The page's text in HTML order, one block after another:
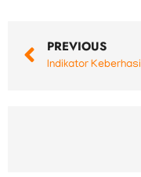
PREVIOUS